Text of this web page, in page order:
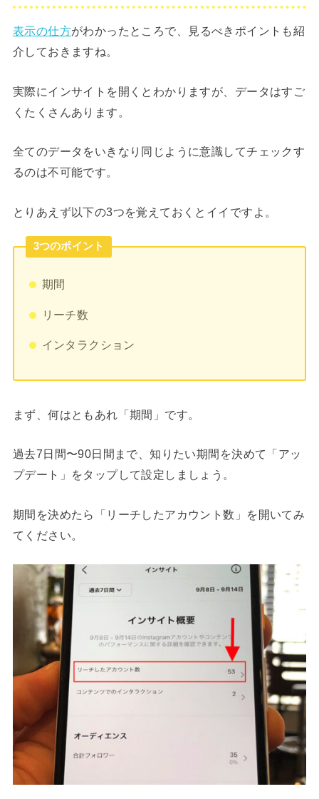
表示の仕方がわかったところで、見るべきポイントも紹
介しておきますね。
実際にインサイトを開くとわかりますが、データはすご
くたくさんあります。
全てのデータをいきなり同じように意識してチェックす
るのは不可能です。
とりあえず以下の3つを覚えておくとイイですよ。
3つのポイント
期間
リーチ数
インタラクション
まず、何はともあれ「期間」です。
過去7日間〜90日間まで、知りたい期間を決めて「アッ
プデート」をタップして設定しましょう。
期間を決めたら「リーチしたアカウント数」を開いてみ
てください。